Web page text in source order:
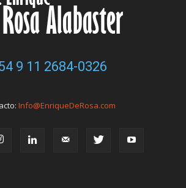
9 11 2684-0326
Info@EnriqueDeRosa.com